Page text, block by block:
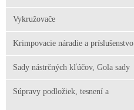
Vykružovače
Krimpovacie náradie a príslušenstvo
Sady nástrčných kľúčov, Gola sady
Súpravy podložiek, tesnení a